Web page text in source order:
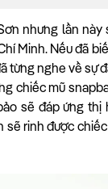
nhưng lần này
Minh. Nếu đã
từng nghe về sự
chiếc mũ
sẽ đáp ứng thị
sẽ rinh được